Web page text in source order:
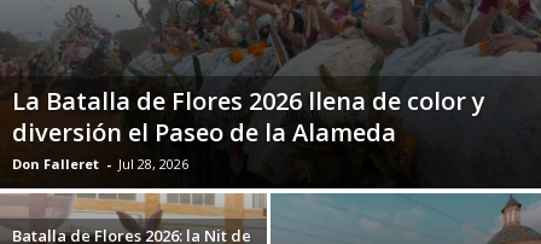
La Batalla de Flores 2026 llena de color y
diversión el Paseo de la Alameda
Don Falleret - Jul 28, 2026
Batalla de Flores 2026: la Nit de